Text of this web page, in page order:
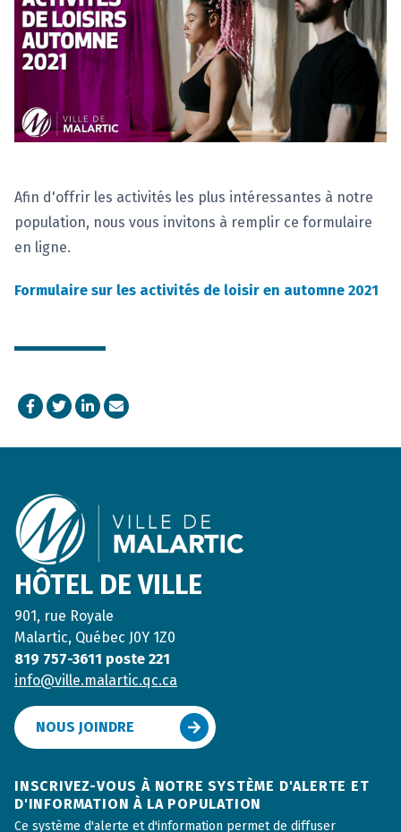
Afin d'offrir les activités les plus intéressantes à notre
population, nous vous invitons à remplir ce formulaire
en ligne.
Formulaire sur les activités de loisir en automne 2021
Facebook
TwitterLinkedIn
Courriel
HÔTEL DE VILLE
901, rue Royale
Malartic, Québec J0Y 1Z0
819 757-3611 poste 221
info@ville.malartic.qc.ca
NOUS JOINDRE
INSCRIVEZ-VOUS À NOTRE SYSTÈME D'ALERTE ET
D'INFORMATION À LA POPULATION
Ce système d'alerte et d'information permet de diffuser